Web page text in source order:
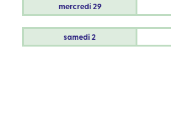
mercredi29
samedi2